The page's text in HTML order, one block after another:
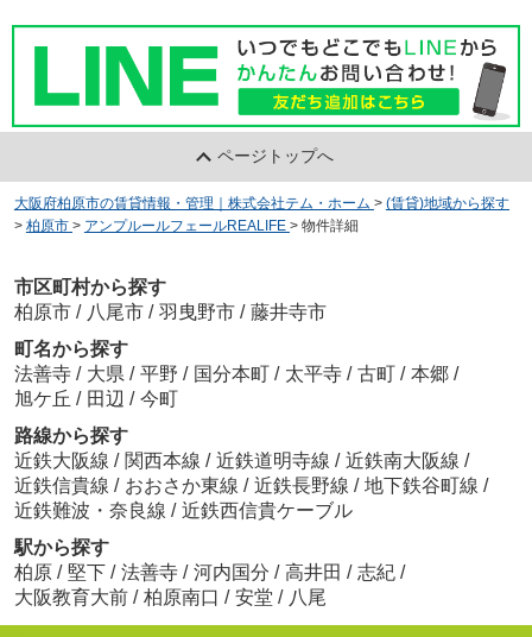
ページトップへ
大阪府柏原市の賃貸情報・管理｜株式会社テム・ホーム > (賃貸)地域から探す
> 柏原市 > アンプルールフェールREALIFE > 物件詳細
市区町村から探す
柏原市 / 八尾市 / 羽曳野市 / 藤井寺市
町名から探す
法善寺 / 大県 / 平野 / 国分本町 / 太平寺 / 古町 / 本郷 /
旭ケ丘 / 田辺 / 今町
路線から探す
近鉄大阪線 / 関西本線 / 近鉄道明寺線 / 近鉄南大阪線 /
近鉄信貴線 / おおさか東線 / 近鉄長野線 / 地下鉄谷町線 /
近鉄難波・奈良線 / 近鉄西信貴ケーブル
駅から探す
柏原 / 堅下 / 法善寺 / 河内国分 / 高井田 / 志紀 /
大阪教育大前 / 柏原南口 / 安堂 / 八尾